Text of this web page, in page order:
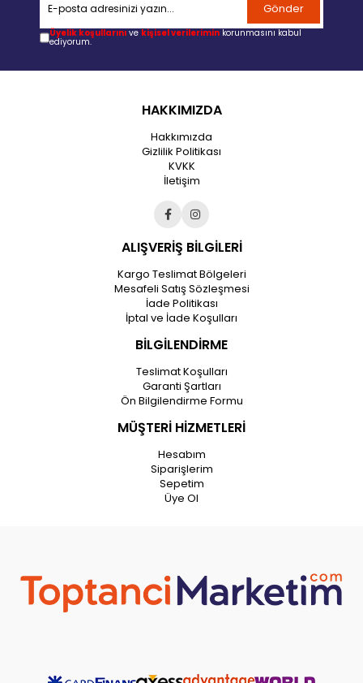
Gönder
Üyelik koşullarını ve kişisel verilerimin korunmasını kabul
ediyorum.
HAKKIMIZDA
Hakkımızda
Gizlilik Politikası
KVKK
İletişim
ALIŞVERİŞ BİLGİLERİ
Kargo Teslimat Bölgeleri
Mesafeli Satış Sözleşmesi
İade Politikası
İptal ve İade Koşulları
BİLGİLENDİRME
Teslimat Koşulları
Garanti Şartları
Ön Bilgilendirme Formu
MÜŞTERİ HİZMETLERİ
Hesabım
Siparişlerim
Sepetim
Üye Ol